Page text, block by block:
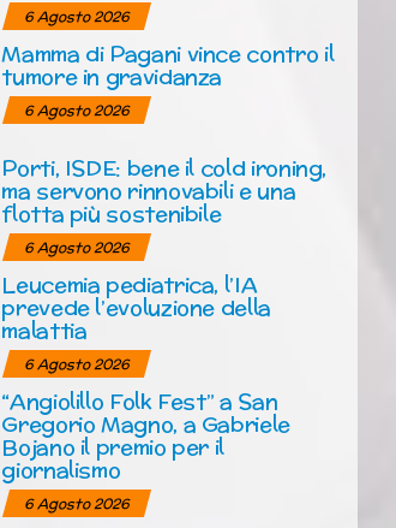
6 Agosto 2026
Mamma di Pagani vince contro il
tumore in gravidanza
6 Agosto 2026
Porti, ISDE: bene il cold ironing,
ma servono rinnovabili e una
flotta più sostenibile
6 Agosto 2026
Leucemia pediatrica, l’IA
prevede l’evoluzione della
malattia
6 Agosto 2026
“Angiolillo Folk Fest” a San
Gregorio Magno, a Gabriele
Bojano il premio per il
giornalismo
6 Agosto 2026